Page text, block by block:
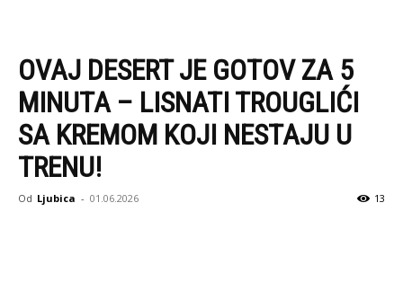
OVAJ DESERT JE GOTOV ZA 5
MINUTA – LISNATI TROUGLIĆI
SA KREMOM KOJI NESTAJU U
TRENU!
Od Ljubica - 01.06.2026 13